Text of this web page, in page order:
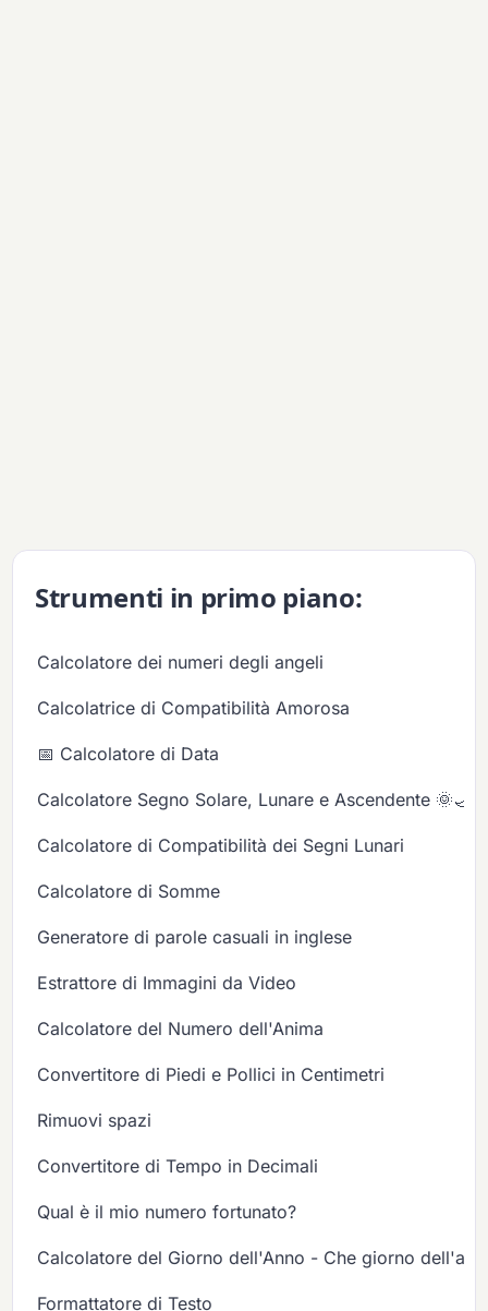
Strumenti in primo piano:
Calcolatore dei numeri degli angeli
Calcolatrice di Compatibilità Amorosa
📅 Calcolatore di Data
Calcolatore Segno Solare, Lunare e Ascendente 🌞🌙✨
Calcolatore di Compatibilità dei Segni Lunari
Calcolatore di Somme
Generatore di parole casuali in inglese
Estrattore di Immagini da Video
Calcolatore del Numero dell'Anima
Convertitore di Piedi e Pollici in Centimetri
Rimuovi spazi
Convertitore di Tempo in Decimali
Qual è il mio numero fortunato?
Calcolatore del Giorno dell'Anno - Che giorno
Formattatore di Testo